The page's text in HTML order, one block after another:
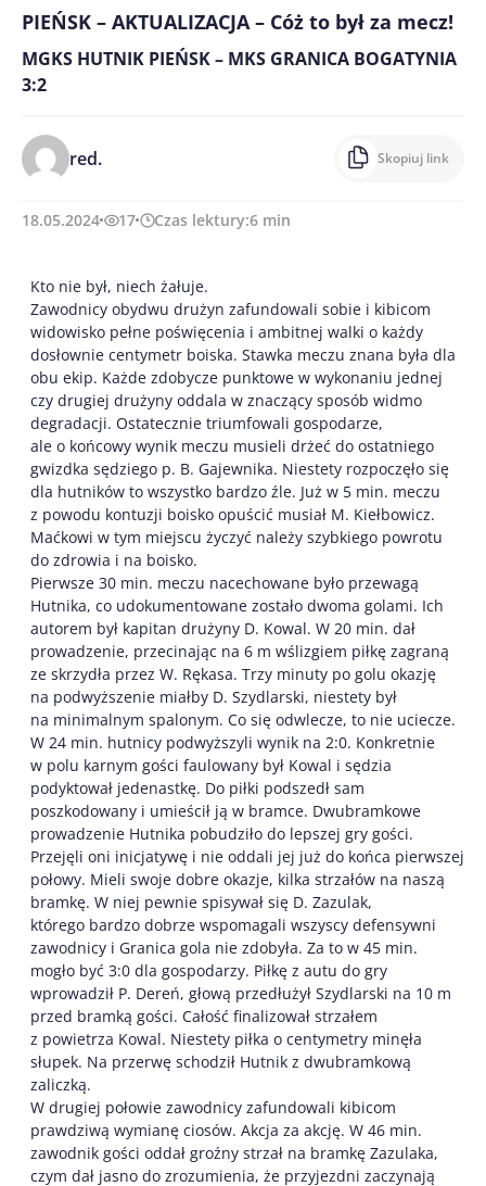
PIEŃSK – AKTUALIZACJA – Cóż to był za mecz!
MGKS HUTNIK PIEŃSK – MKS GRANICA BOGATYNIA
3:2
red. Skopiuj link
18.05.2024 17 Czas lektury:6 min
Kto nie był, niech żałuje.
Zawodnicy obydwu drużyn zafundowali sobie i kibicom
widowisko pełne poświęcenia i ambitnej walki o każdy
dosłownie centymetr boiska. Stawka meczu znana była dla
obu ekip. Każde zdobycze punktowe w wykonaniu jednej
czy drugiej drużyny oddala w znaczący sposób widmo
degradacji. Ostatecznie triumfowali gospodarze,
ale o końcowy wynik meczu musieli drżeć do ostatniego
gwizdka sędziego p. B. Gajewnika. Niestety rozpoczęło się
dla hutników to wszystko bardzo źle. Już w 5 min. meczu
z powodu kontuzji boisko opuścić musiał M. Kiełbowicz.
Maćkowi w tym miejscu życzyć należy szybkiego powrotu
do zdrowia i na boisko.
Pierwsze 30 min. meczu nacechowane było przewagą
Hutnika, co udokumentowane zostało dwoma golami. Ich
autorem był kapitan drużyny D. Kowal. W 20 min. dał
prowadzenie, przecinając na 6 m wślizgiem piłkę zagraną
ze skrzydła przez W. Rękasa. Trzy minuty po golu okazję
na podwyższenie miałby D. Szydlarski, niestety był
na minimalnym spalonym. Co się odwlecze, to nie uciecze.
W 24 min. hutnicy podwyższyli wynik na 2:0. Konkretnie
w polu karnym gości faulowany był Kowal i sędzia
podyktował jedenastkę. Do piłki podszedł sam
poszkodowany i umieścił ją w bramce. Dwubramkowe
prowadzenie Hutnika pobudziło do lepszej gry gości.
Przejęli oni inicjatywę i nie oddali jej już do końca pierwszej
połowy. Mieli swoje dobre okazje, kilka strzałów na naszą
bramkę. W niej pewnie spisywał się D. Zazulak,
którego bardzo dobrze wspomagali wszyscy defensywni
zawodnicy i Granica gola nie zdobyła. Za to w 45 min.
mogło być 3:0 dla gospodarzy. Piłkę z autu do gry
wprowadził P. Dereń, głową przedłużył Szydlarski na 10 m
przed bramką gości. Całość finalizował strzałem
z powietrza Kowal. Niestety piłka o centymetry minęła
słupek. Na przerwę schodził Hutnik z dwubramkową
zaliczką.
W drugiej połowie zawodnicy zafundowali kibicom
prawdziwą wymianę ciosów. Akcja za akcję. W 46 min.
zawodnik gości oddał groźny strzał na bramkę Zazulaka,
czym dał jasno do zrozumienia, że przyjezdni zaczynają